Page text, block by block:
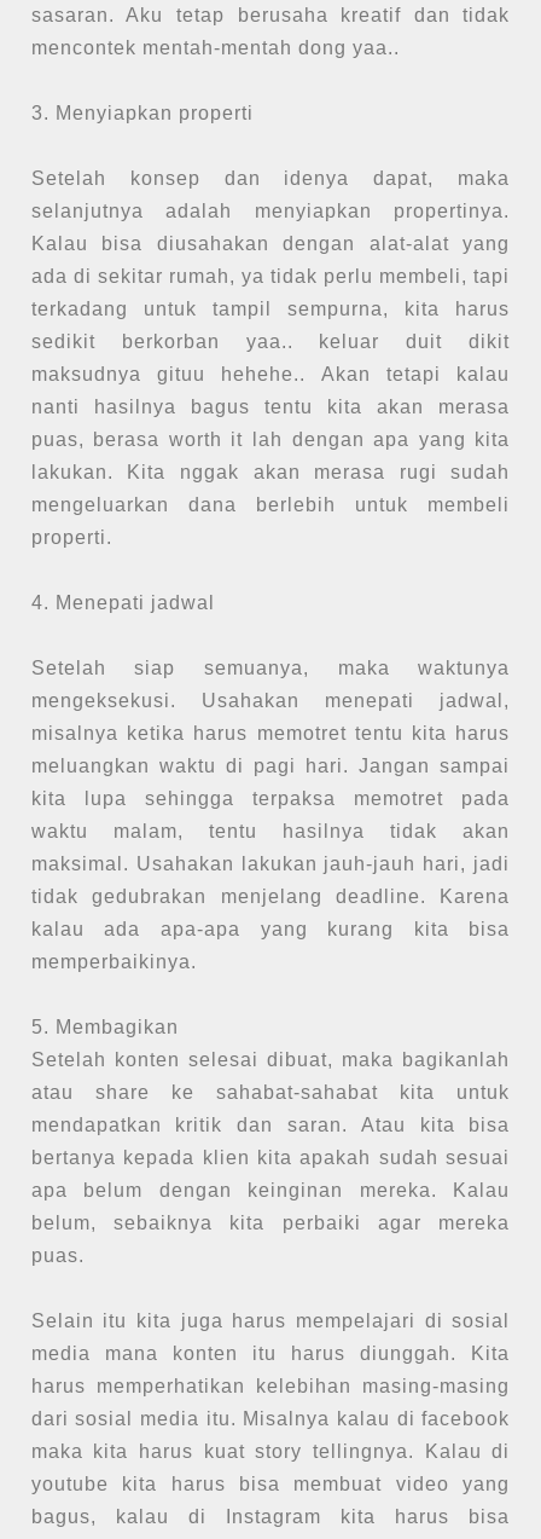
sasaran. Aku tetap berusaha kreatif dan tidak
mencontek mentah-mentah dong yaa..
3. Menyiapkan properti
Setelah konsep dan idenya dapat, maka
selanjutnya adalah menyiapkan propertinya.
Kalau bisa diusahakan dengan alat-alat yang
ada di sekitar rumah, ya tidak perlu membeli, tapi
terkadang untuk tampil sempurna, kita harus
sedikit berkorban yaa.. keluar duit dikit
maksudnya gituu hehehe.. Akan tetapi kalau
nanti hasilnya bagus tentu kita akan merasa
puas, berasa worth it lah dengan apa yang kita
lakukan. Kita nggak akan merasa rugi sudah
mengeluarkan dana berlebih untuk membeli
properti.
4. Menepati jadwal
Setelah siap semuanya, maka waktunya
mengeksekusi. Usahakan menepati jadwal,
misalnya ketika harus memotret tentu kita harus
meluangkan waktu di pagi hari. Jangan sampai
kita lupa sehingga terpaksa memotret pada
waktu malam, tentu hasilnya tidak akan
maksimal. Usahakan lakukan jauh-jauh hari, jadi
tidak gedubrakan menjelang deadline. Karena
kalau ada apa-apa yang kurang kita bisa
memperbaikinya.
5. Membagikan
Setelah konten selesai dibuat, maka bagikanlah
atau share ke sahabat-sahabat kita untuk
mendapatkan kritik dan saran. Atau kita bisa
bertanya kepada klien kita apakah sudah sesuai
apa belum dengan keinginan mereka. Kalau
belum, sebaiknya kita perbaiki agar mereka
puas.
Selain itu kita juga harus mempelajari di sosial
media mana konten itu harus diunggah. Kita
harus memperhatikan kelebihan masing-masing
dari sosial media itu. Misalnya kalau di facebook
maka kita harus kuat story tellingnya. Kalau di
youtube kita harus bisa membuat video yang
bagus, kalau di Instagram kita harus bisa